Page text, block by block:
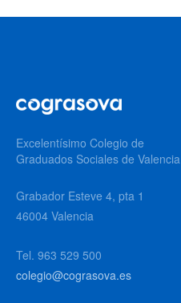
Excelentísimo Colegio de
Graduados Sociales de Valencia
Grabador Esteve 4, pta 1
46004 Valencia
Tel. 963 529 500
colegio@cograsova.es